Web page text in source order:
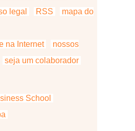
legal RSS
mapa do
na Internet
nossos
seja um colaborador
School